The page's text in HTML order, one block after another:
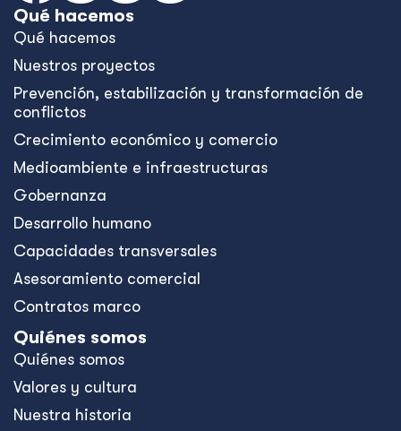
Qué hacemos
Qué hacemos
Nuestros proyectos
Prevención, estabilización y transformación de
conflictos
Crecimiento económico y comercio
Medioambiente e infraestructuras
Gobernanza
Desarrollo humano
Capacidades transversales
Asesoramiento comercial
Contratos marco
Quiénes somos
Quiénes somos
Valores y cultura
Nuestra historia